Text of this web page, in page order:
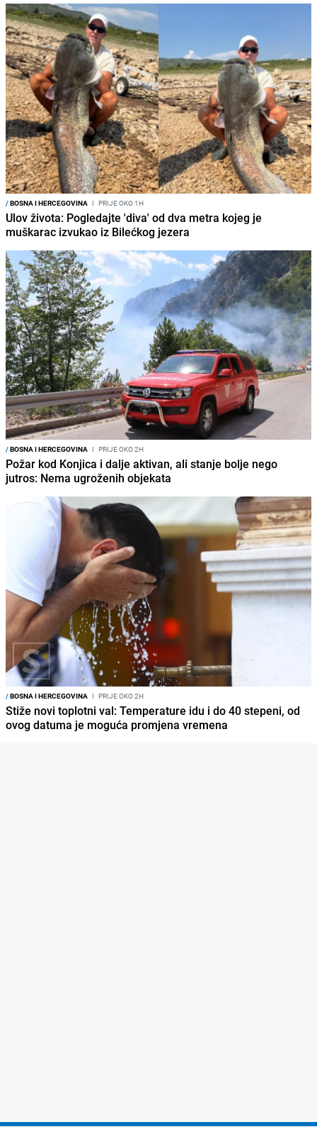
/BOSNA I HERCEGOVINA I PRIJE OKO 1H
Ulov života: Pogledajte 'diva' od dva metra kojeg je
muškarac izvukao iz Bilećkog jezera
/BOSNA I HERCEGOVINA I PRIJE OKO 2H
Požar kod Konjica i dalje aktivan, ali stanje bolje nego
jutros: Nema ugroženih objekata
/BOSNA I HERCEGOVINA I PRIJE OKO 2H
Stiže novi toplotni val: Temperature idu i do 40 stepeni, od
ovog datuma je moguća promjena vremena